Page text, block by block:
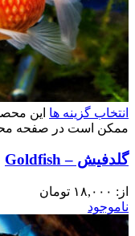
انتخاب گزینه ها این
ممکن است در صفحه
گلدفیش – Goldfish
از: ۱۸,۰۰۰ تومان
ناموجود